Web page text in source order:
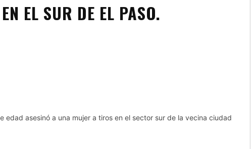
EL SUR DE EL PASO.
edad asesinó a una mujer a tiros en el sector sur de la vecina ciudad